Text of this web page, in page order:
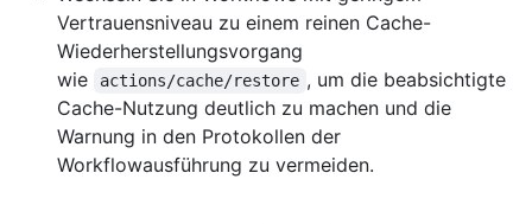
Vertrauensniveau zu einem reinen Cache-
Wiederherstellungsvorgang
wie
actions/cache/restore , um die beabsichtigte
Cache-Nutzung deutlich zu machen und die
Warnung in den Protokollen der
Workflowausführung zu vermeiden.